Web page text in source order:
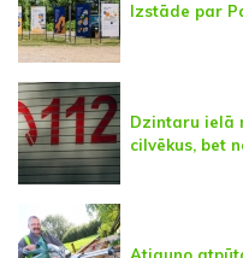
Izstāde par
Dzintaru ielā
cilvēkus, bet